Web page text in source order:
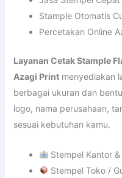
Stample Otomatis
Percetakan Online
Layanan Cetak Stample
Azagi Printmenyediakan
berbagai ukuran dan
logo, nama perusahaan,
sesuai kebutuhan kamu.
Stempel Kantor
Stempel Toko /